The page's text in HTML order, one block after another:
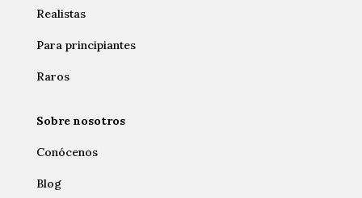
Realistas
Para principiantes
Raros
Sobre nosotros
Conócenos
Blog